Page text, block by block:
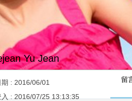
留
Yu Jean
: 2016/06/01
入 : 2016/07/25 13:13:35